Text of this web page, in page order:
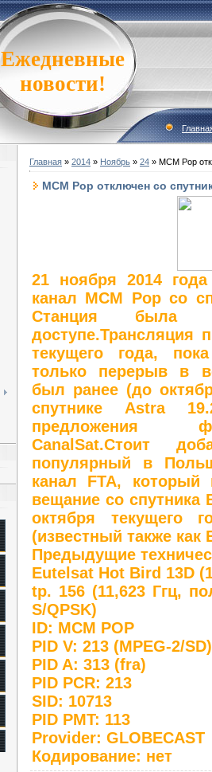
Ежедневные
новости!
Главная » 2014 » Ноябрь » 24 » MCM Pop
MCM Pop отключен со
21 ноября 2014
канал MCM Pop со
Станция была
доступе.Трансляция
текущего года,
только перерыв в
был ранее (до
спутнике Astra
предложения
CanalSat.Стоит
популярный в
канал FTA, который
вещание со спутника
октября текущего
(известный также как
Предыдущие
Eutelsat Hot Bird 13D
tp. 156 (11,623 Ггц,
S/QPSK)
ID: MCM POP
PID V: 213 (MPEG-2/SD)
PID A: 313 (fra)
PID PCR: 213
SID: 10713
PID PMT: 113
Provider: GLOBECAST
Кодирование: нет